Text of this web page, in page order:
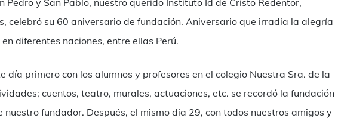
celebró su 60 aniversario de fundación. Aniversario que irradia la alegría
diferentes naciones, entre ellas Perú.
día primero con los alumnos y profesores en el colegio Nuestra Sra. de la
cuentos, teatro, murales, actuaciones, etc. se recordó la fundación
fundador. Después, el mismo día 29, con todos nuestros amigos y